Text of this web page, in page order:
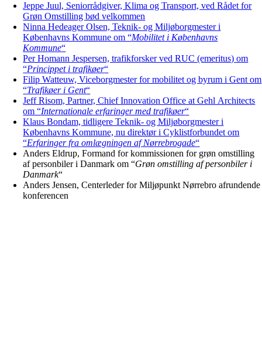
Jeppe Juul, Seniorrådgiver, Klima og Transport, ved Rådet for
Grøn Omstilling bød velkommen
Ninna Hedeager Olsen, Teknik- og Miljøborgmester i
Københavns Kommune om “Mobilitet i Københavns
Kommune“
Per Homann Jespersen, trafikforsker ved RUC (emeritus) om
“Princippet i trafikøer“
Filip Watteuw, Viceborgmester for mobilitet og byrum i Gent om
“Trafikøer i Gent“
Jeff Risom, Partner, Chief Innovation Office at Gehl Architects
om “Internationale erfaringer med trafikøer“
Klaus Bondam, tidligere Teknik- og Miljøborgmester i
Københavns Kommune, nu direktør i Cyklistforbundet om
“Erfaringer fra omlægningen af Nørrebrogade“
Anders Eldrup, Formand for kommissionen for grøn omstilling
af personbiler i Danmark om “Grøn omstilling af personbiler i
Danmark“
Anders Jensen, Centerleder for Miljøpunkt Nørrebro afrundende
konferencen